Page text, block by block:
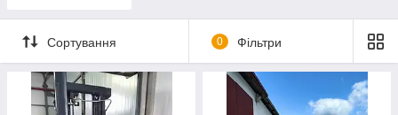
Сортування 0 Фільтри